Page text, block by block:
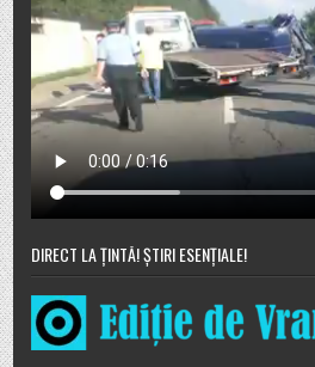
DIRECT LA ȚINTĂ! ȘTIRI ESENȚIALE!